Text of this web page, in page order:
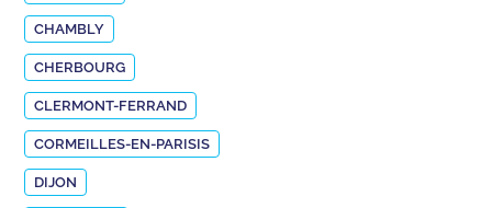
CHAMBLY
CHERBOURG
CLERMONT-FERRAND
CORMEILLES-EN-PARISIS
DIJON